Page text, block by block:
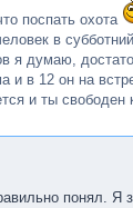
поспать охота
в
я думаю,
и в 12 он на
и ты свободен
понял. Я